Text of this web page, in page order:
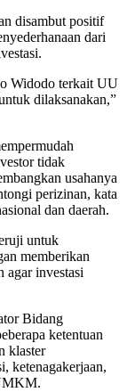
disambut positif
dari
Widodo terkait UU
dilaksanakan,”
tidak
usahanya
perizinan, kata
dan daerah.
untuk
memberikan
agar investasi
Bidang
ketentuan
klaster
ketenagakerjaan,